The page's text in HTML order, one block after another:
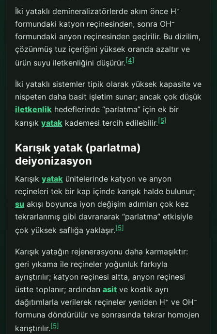
İki yataklı demineralizatörlerde akım önce H⁺
formundaki katyon reçinesinden, sonra OH⁻
formundaki anyon reçinesinden geçirilir. Bu dizilim,
çözünmüş tuz içeriğini yüksek oranda azaltır ve
ürün suyu iletkenliğini düşürür.[4]
İki yataklı sistemler tipik olarak yüksek kapasite ve
nispeten daha basit işletim sunar; ancak çok düşük
iletkenlik hedeflerinde “parlatma” için ek bir
karışık yatak kademesi tercih edilebilir.[5]
Karışık yatak (parlatma)
deiyonizasyon
Karışık yatak ünitelerinde katyon ve anyon
reçineleri tek bir kap içinde karışık halde bulunur;
su akışı boyunca iyon değişim adımları çok kez
tekrarlanmış gibi davranarak “parlatma” etkisiyle
çok yüksek saflığa yaklaşır.[5]
Karışık yatağın rejenerasyonu daha karmaşıktır:
geri yıkama ile reçineler yoğunluk farkıyla
ayrıştırılır; katyon reçinesi altta, anyon reçinesi
üstte toplanır; ardından asit ve kostik ayrı
dağıtımlarla verilerek reçineler yeniden H⁺ ve OH⁻
formuna döndürülür ve sonrasında tekrar homojen
karıştırılır.[5]